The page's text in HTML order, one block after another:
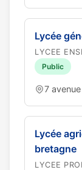
Lycée
LYCEE
Public
7
Lycée
bretagne
LYCEE